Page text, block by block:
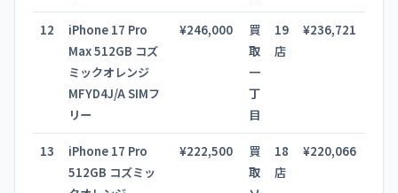
12
iPhone 17 Pro
Max 512GB コズ
ミックオレンジ
MFYD4J/A SIMフ
リー
¥246,000
買
取
一
丁
目
19
店
¥236,721
13
iPhone 17 Pro
512GB コズミッ
¥222,500
買
取
18
店
¥220,066